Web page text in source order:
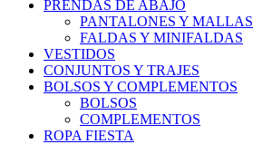
PRENDAS DE ABAJO
PANTALONES Y MALLAS
FALDAS Y MINIFALDAS
VESTIDOS
CONJUNTOS Y TRAJES
BOLSOS Y COMPLEMENTOS
BOLSOS
COMPLEMENTOS
ROPA FIESTA